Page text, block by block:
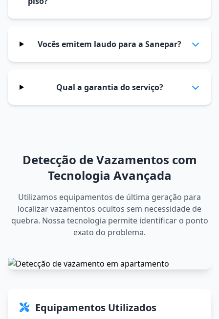
Vocês emitem laudo para a Sanepar?
Qual a garantia do serviço?
Detecção de Vazamentos com
Tecnologia Avançada
Utilizamos equipamentos de última geração para
localizar vazamentos ocultos sem necessidade de
quebra. Nossa tecnologia permite identificar o ponto
exato do problema.
Equipamentos Utilizados